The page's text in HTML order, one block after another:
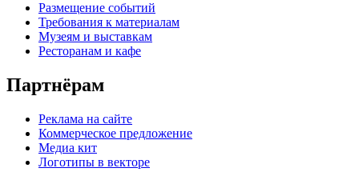
Размещение событий
Требования к материалам
Музеям и выставкам
Ресторанам и кафе
Партнёрам
Реклама на сайте
Коммерческое предложение
Медиа кит
Логотипы в векторе